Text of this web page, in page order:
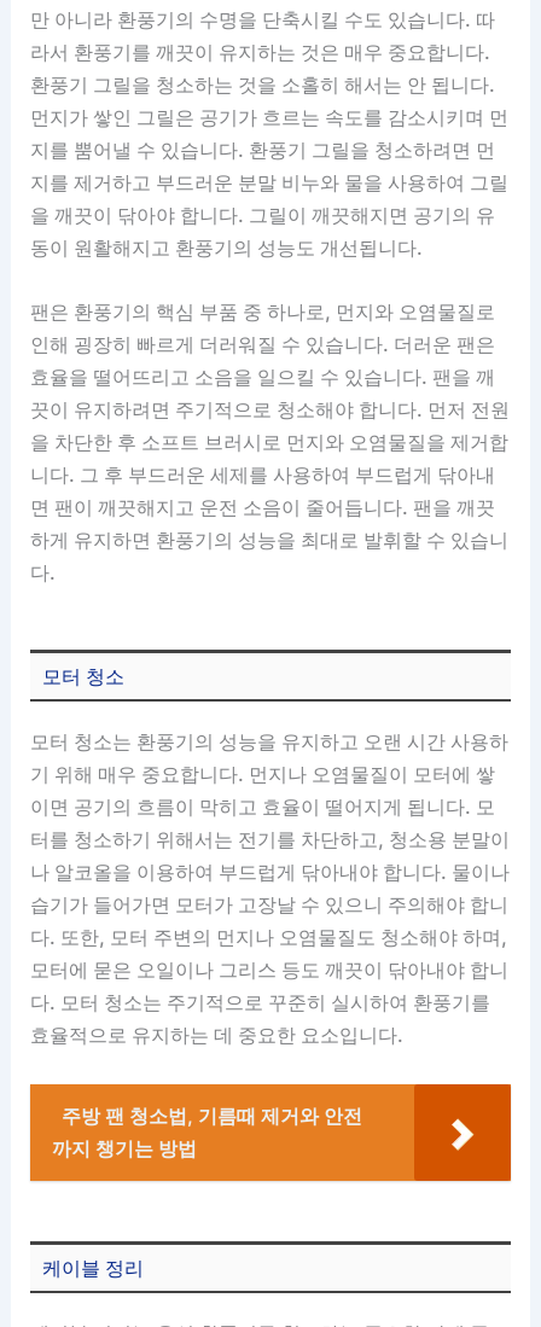
만 아니라 환풍기의 수명을 단축시킬 수도 있습니다. 따
라서 환풍기를 깨끗이 유지하는 것은 매우 중요합니다.
환풍기 그릴을 청소하는 것을 소홀히 해서는 안 됩니다.
먼지가 쌓인 그릴은 공기가 흐르는 속도를 감소시키며 먼
지를 뿜어낼 수 있습니다. 환풍기 그릴을 청소하려면 먼
지를 제거하고 부드러운 분말 비누와 물을 사용하여 그릴
을 깨끗이 닦아야 합니다. 그릴이 깨끗해지면 공기의 유
동이 원활해지고 환풍기의 성능도 개선됩니다.
팬은 환풍기의 핵심 부품 중 하나로, 먼지와 오염물질로
인해 굉장히 빠르게 더러워질 수 있습니다. 더러운 팬은
효율을 떨어뜨리고 소음을 일으킬 수 있습니다. 팬을 깨
끗이 유지하려면 주기적으로 청소해야 합니다. 먼저 전원
을 차단한 후 소프트 브러시로 먼지와 오염물질을 제거합
니다. 그 후 부드러운 세제를 사용하여 부드럽게 닦아내
면 팬이 깨끗해지고 운전 소음이 줄어듭니다. 팬을 깨끗
하게 유지하면 환풍기의 성능을 최대로 발휘할 수 있습니
다.
모터 청소
모터 청소는 환풍기의 성능을 유지하고 오랜 시간 사용하
기 위해 매우 중요합니다. 먼지나 오염물질이 모터에 쌓
이면 공기의 흐름이 막히고 효율이 떨어지게 됩니다. 모
터를 청소하기 위해서는 전기를 차단하고, 청소용 분말이
나 알코올을 이용하여 부드럽게 닦아내야 합니다. 물이나
습기가 들어가면 모터가 고장날 수 있으니 주의해야 합니
다. 또한, 모터 주변의 먼지나 오염물질도 청소해야 하며,
모터에 묻은 오일이나 그리스 등도 깨끗이 닦아내야 합니
다. 모터 청소는 주기적으로 꾸준히 실시하여 환풍기를
효율적으로 유지하는 데 중요한 요소입니다.
주방 팬 청소법, 기름때 제거와 안전
까지 챙기는 방법
케이블 정리